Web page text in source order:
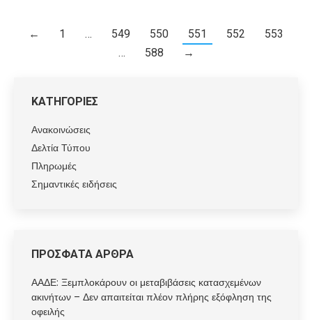
← 1 … 549 550 551 552
553
…
588 →
ΚΑΤΗΓΟΡΙΕΣ
Ανακοινώσεις
Δελτία Τύπου
Πληρωμές
Σημαντικές ειδήσεις
ΠΡΟΣΦΑΤΑ ΑΡΘΡΑ
ΑΑΔΕ: Ξεμπλοκάρουν οι μεταβιβάσεις κατασχεμένων
ακινήτων – Δεν απαιτείται πλέον πλήρης εξόφληση της
οφειλής